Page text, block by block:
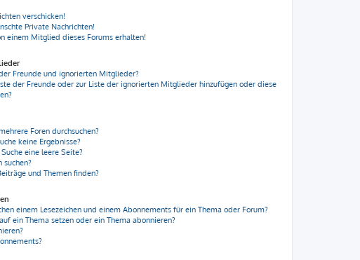
verschicken!
Private Nachrichten!
einem Mitglied dieses Forums erhalten!
Freunde und ignorierten Mitglieder?
der Freunde oder zur Liste der ignorierten Mitglieder hinzufügen oder diese
Foren durchsuchen?
keine Ergebnisse?
eine leere Seite?
und Themen finden?
einem Lesezeichen und einem Abonnements für ein Thema oder Forum?
ein Thema setzen oder ein Thema abonnieren?